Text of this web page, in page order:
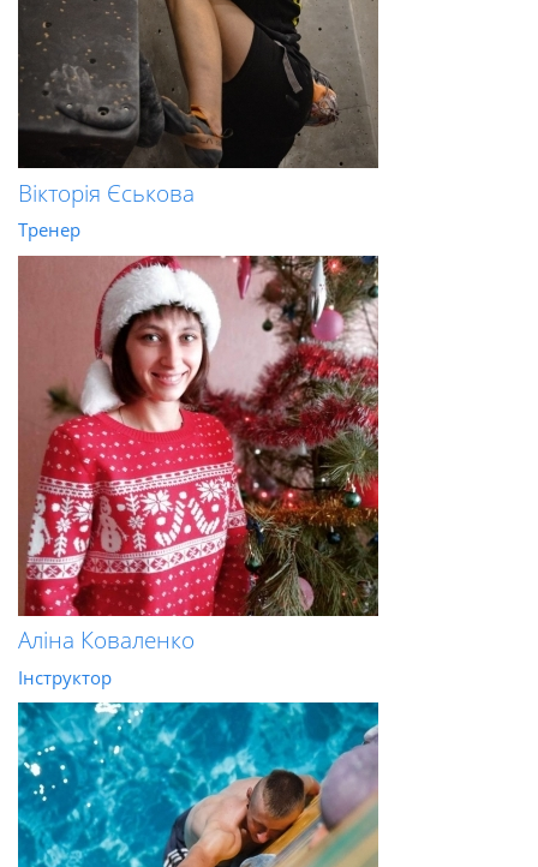
Вікторія Єськова
Тренер
Аліна Коваленко
Інструктор